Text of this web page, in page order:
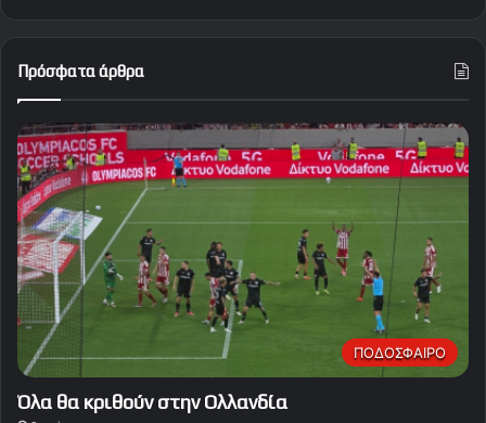
Πρόσφατα άρθρα
ΠΟΔΟΣΦΑΙΡΟ
Όλα θα κριθούν στην Ολλανδία